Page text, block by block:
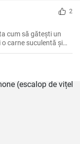
2
cum să gătești un
carne suculentă și
oaspeții la o